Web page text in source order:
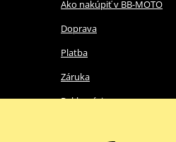
Ako nakúpiť v BB-MOTO
Doprava
Platba
Záruka
Reklamácie